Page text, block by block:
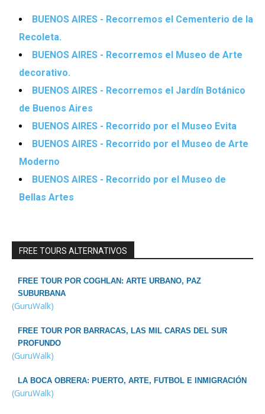
BUENOS AIRES - Recorremos el Cementerio de la
Recoleta.
BUENOS AIRES - Recorremos el Museo de Arte
decorativo.
BUENOS AIRES - Recorremos el Jardín Botánico
de Buenos Aires
BUENOS AIRES - Recorrido por el Museo Evita
BUENOS AIRES - Recorrido por el Museo de Arte
Moderno
BUENOS AIRES - Recorrido por el Museo de
Bellas Artes
FREE TOURS ALTERNATIVOS
FREE TOUR POR COGHLAN: ARTE URBANO, PAZ
SUBURBANA
(GuruWalk)
FREE TOUR POR BARRACAS, LAS MIL CARAS DEL SUR
PROFUNDO
(GuruWalk)
LA BOCA OBRERA: PUERTO, ARTE, FUTBOL E INMIGRACIÓN
(GuruWalk)